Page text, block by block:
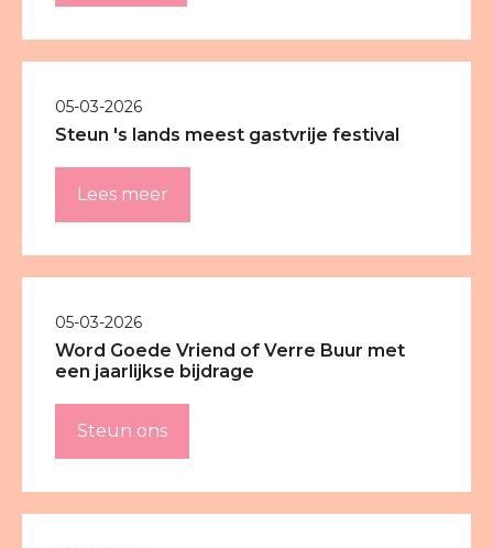
05-03-2026
Steun 's lands meest gastvrije festival
Lees meer
05-03-2026
Word Goede Vriend of Verre Buur met
een jaarlijkse bijdrage
Steun ons